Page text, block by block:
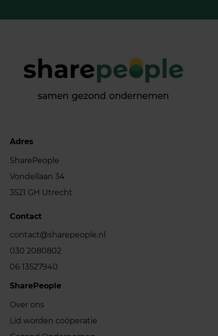
Adres
SharePeople
Vondellaan 34
3521 GH Utrecht
Contact
contact@sharepeople.nl
030 2080802
06 13527940
SharePeople
Over ons
Lid worden coöperatie